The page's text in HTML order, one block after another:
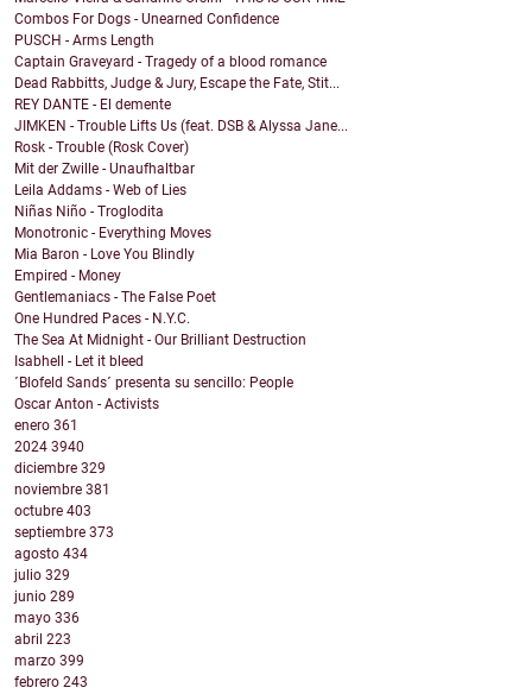
Combos For Dogs - Unearned Confidence
PUSCH - Arms Length
Captain Graveyard - Tragedy of a blood romance
Dead Rabbitts, Judge & Jury, Escape the Fate, Stit...
REY DANTE - El demente
JIMKEN - Trouble Lifts Us (feat. DSB & Alyssa Jane...
Rosk - Trouble (Rosk Cover)
Mit der Zwille - Unaufhaltbar
Leila Addams - Web of Lies
Niñas Niño - Troglodita
Monotronic - Everything Moves
Mia Baron - Love You Blindly
Empired - Money
Gentlemaniacs - The False Poet
One Hundred Paces - N.Y.C.
The Sea At Midnight - Our Brilliant Destruction
Isabhell - Let it bleed
´Blofeld Sands´ presenta su sencillo: People
Oscar Anton - Activists
enero 361
2024 3940
diciembre 329
noviembre 381
octubre 403
septiembre 373
agosto 434
julio 329
junio 289
mayo 336
abril 223
marzo 399
febrero 243